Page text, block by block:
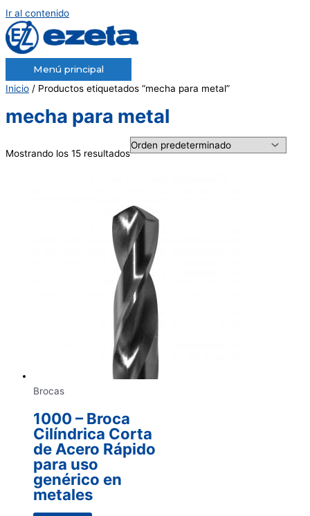
Ir al contenido
Menú principal
Inicio / Productos etiquetados “mecha para metal”
mecha para metal
Mostrando los 15 resultados
Brocas
1000 – Broca
Cilíndrica Corta
de Acero Rápido
para uso
genérico en
metales